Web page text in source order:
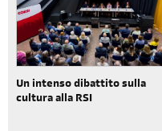
Un intenso dibattito sulla
cultura alla RSI